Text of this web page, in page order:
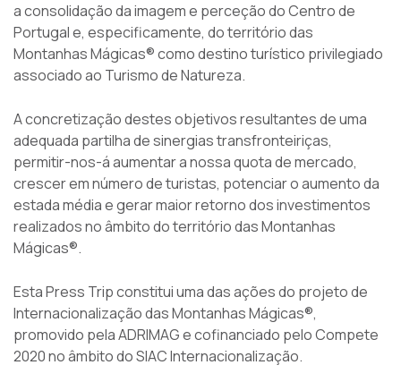
a consolidação da imagem e perceção do Centro de
Portugal e, especificamente, do território das
Montanhas Mágicas® como destino turístico privilegiado
associado ao Turismo de Natureza.
A concretização destes objetivos resultantes de uma
adequada partilha de sinergias transfronteiriças,
permitir-nos-á aumentar a nossa quota de mercado,
crescer em número de turistas, potenciar o aumento da
estada média e gerar maior retorno dos investimentos
realizados no âmbito do território das Montanhas
Mágicas®.
Esta Press Trip constitui uma das ações do projeto de
Internacionalização das Montanhas Mágicas®,
promovido pela ADRIMAG e cofinanciado pelo Compete
2020 no âmbito do SIAC Internacionalização.